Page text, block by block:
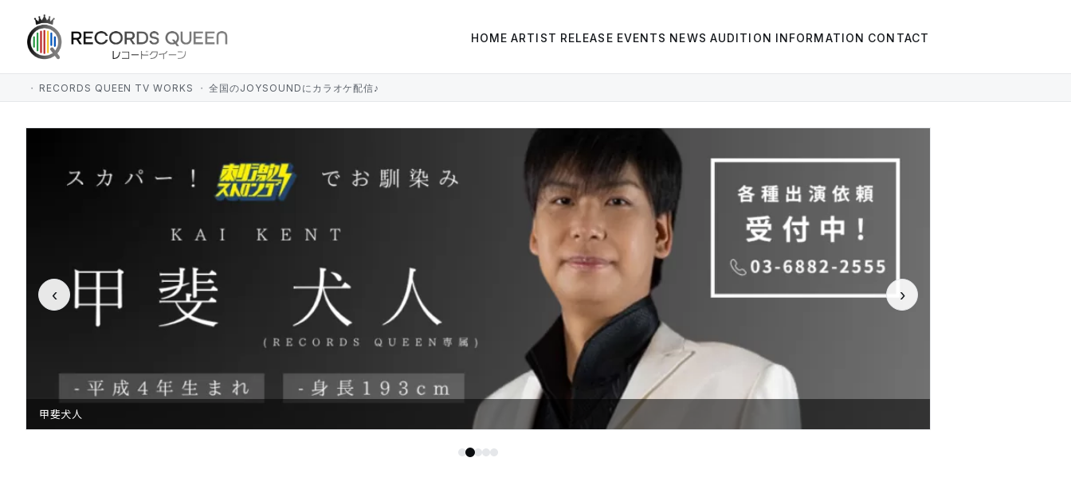
HOME ARTIST RELEASE EVENTS NEWS AUDITION INFORMATION CONTACT
RECORDS QUEEN TV WORKS 全国のJOYSOUNDにカラオケ配信♪
甲斐犬人
‹ ›